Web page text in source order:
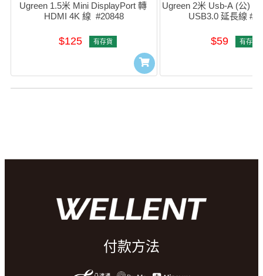
Ugreen 1.5米 Mini DisplayPort 轉
HDMI 4K 線  #20848
$125 有存貨
Ugreen 2米 Usb-A (公) to
USB3.0 延長線
$59 有存貨
付款方法